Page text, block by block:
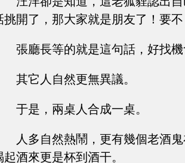
挑開了，那大家就是朋友了！要
張廳長等的就是這句話，好找
其它人自然更無異議。
于是，兩桌人合成一桌。
人多自然熱鬧，更有幾個老酒
起酒來更是杯到酒干。